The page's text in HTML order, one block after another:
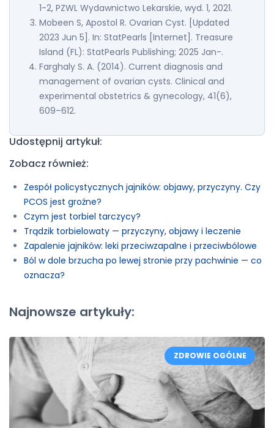
1-2, PZWL Wydawnictwo Lekarskie, wyd. 1, 2021.
Mobeen S, Apostol R. Ovarian Cyst. [Updated
2023 Jun 5]. In: StatPearls [Internet]. Treasure
Island (FL): StatPearls Publishing; 2025 Jan-.
Farghaly S. A. (2014). Current diagnosis and
management of ovarian cysts. Clinical and
experimental obstetrics & gynecology, 41(6),
609–612.
Udostępnij artykuł:
Zobacz również:
Zespół policystycznych jajników: objawy, przyczyny. Czy
PCOS jest groźne?
Czym jest torbiel tarczycy?
Trądzik torbielowaty — przyczyny, objawy i leczenie
Zapalenie jajników: leki przeciwzapalne i przeciwbólowe
Ból w dole brzucha po lewej stronie przy pachwinie — co
oznacza?
Najnowsze artykuły:
ZDROWIE OGÓLNE